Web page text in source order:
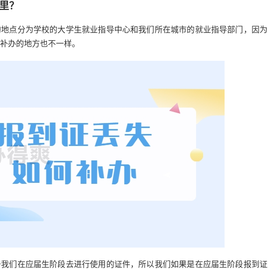
？
点分为学校的大学生就业指导中心和我们所在城市的就业指导部门，因为
办的地方也不一样。
们在应届生阶段去进行使用的证件，所以我们如果是在应届生阶段报到证